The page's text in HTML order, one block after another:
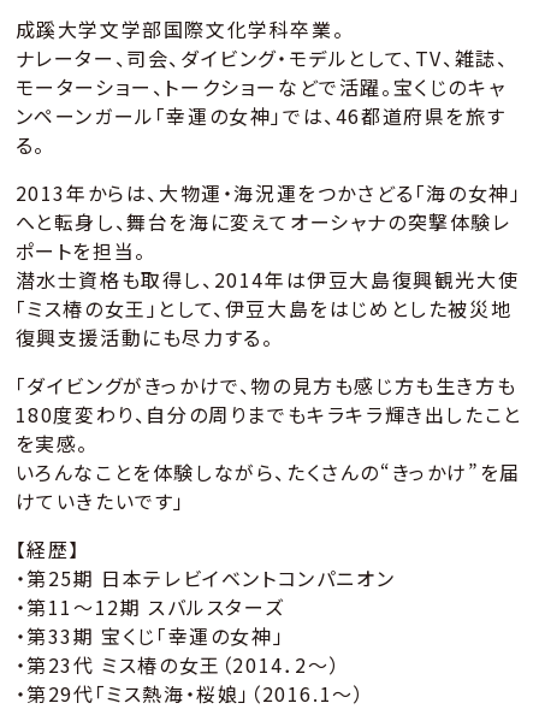
成蹊大学文学部国際文化学科卒業。
ナレーター、司会、ダイビング・モデルとして、TV、雑誌、
モーターショー、トークショーなどで活躍。宝くじのキャ
ンペーンガール「幸運の女神」では、46都道府県を旅す
る。
2013年からは、大物運・海況運をつかさどる「海の女神」
へと転身し、舞台を海に変えてオーシャナの突撃体験レ
ポートを担当。
潜水士資格も取得し、2014年は伊豆大島復興観光大使
「ミス椿の女王」として、伊豆大島をはじめとした被災地
復興支援活動にも尽力する。
「ダイビングがきっかけで、物の見方も感じ方も生き方も
180度変わり、自分の周りまでもキラキラ輝き出したこと
を実感。
いろんなことを体験しながら、たくさんの“きっかけ”を届
けていきたいです」
【経歴】
・第25期 日本テレビイベントコンパニオン
・第11～12期 スバルスターズ
・第33期 宝くじ「幸運の女神」
・第23代 ミス椿の女王（2014．2～）
・第29代「ミス熱海・桜娘」（2016.1～）